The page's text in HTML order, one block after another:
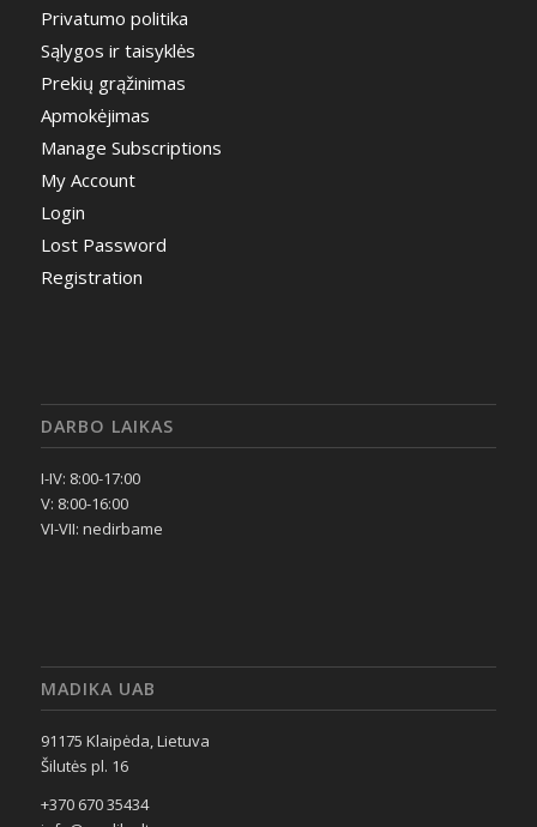
Privatumo politika
Sąlygos ir taisyklės
Prekių grąžinimas
Apmokėjimas
Manage Subscriptions
My Account
Login
Lost Password
Registration
DARBO LAIKAS
I-IV: 8:00-17:00
V: 8:00-16:00
VI-VII: nedirbame
MADIKA UAB
91175 Klaipėda, Lietuva
Šilutės pl. 16
+370 670 35434